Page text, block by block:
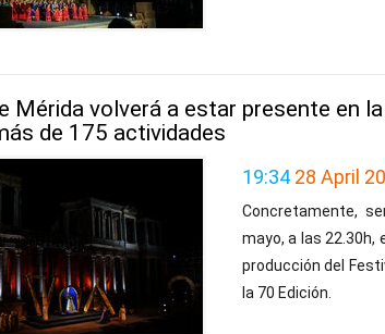
Mérida volverá a estar presente en
de 175 actividades
19:34 28 April
Concretamente,
mayo, a las 22.30h,
producción del
la 70 Edición.